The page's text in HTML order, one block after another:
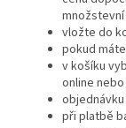
vložte do
pokud
v košíku
online
při platbě